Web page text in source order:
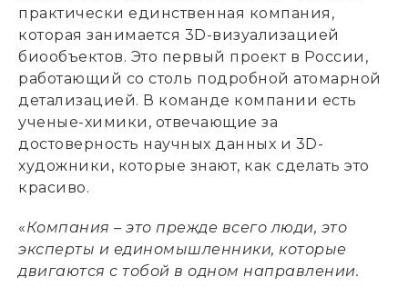
практически единственная компания,
которая занимается 3D-визуализацией
биообъектов. Это первый проект в России,
работающий со столь подробной атомарной
детализацией. В команде компании есть
ученые-химики, отвечающие за
достоверность научных данных и 3D-
художники, которые знают, как сделать это
красиво.
«Компания – это прежде всего люди, это
эксперты и единомышленники, которые
двигаются с тобой в одном направлении.